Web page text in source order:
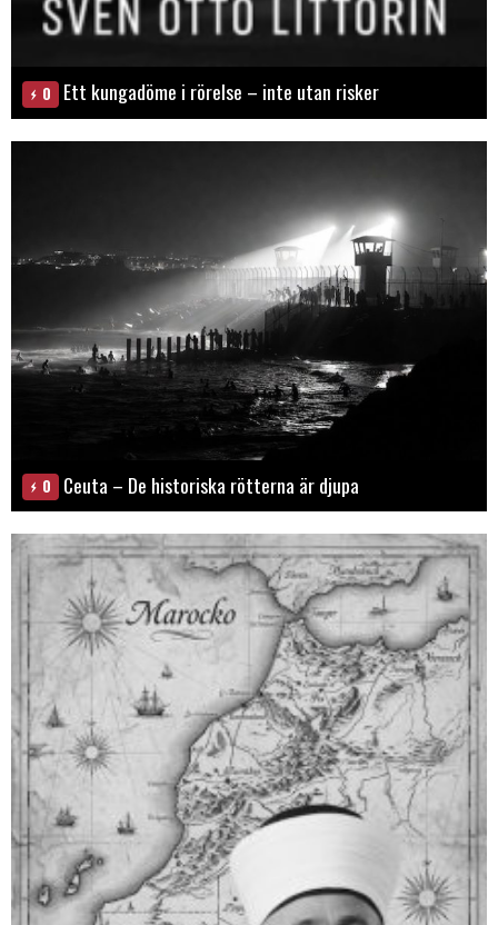
0 Ett kungadöme i rörelse – inte utan risker
0 Ceuta – De historiska rötterna är djupa